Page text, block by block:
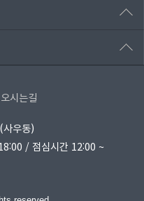
오시는길
우동)
/ 점심시간 12:00 ~